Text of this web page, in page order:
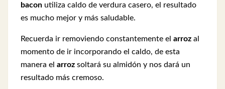
bacon utiliza caldo de verdura casero, el resultado
es mucho mejor y más saludable.
Recuerda ir removiendo constantemente el arroz al
momento de ir incorporando el caldo, de esta
manera el arroz soltará su almidón y nos dará un
resultado más cremoso.